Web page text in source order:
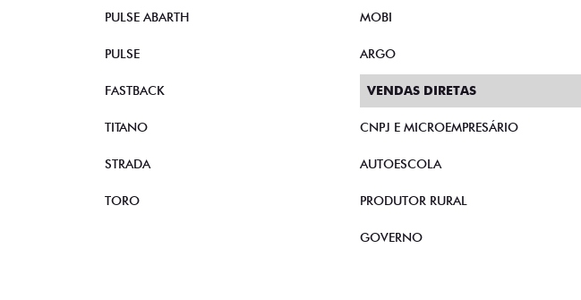
PULSE ABARTH
PULSE
FASTBACK
TITANO
STRADA
TORO
MOBI
ARGO
VENDAS DIRETAS
CNPJ E MICROEMPRESÁRIO
AUTOESCOLA
PRODUTOR RURAL
GOVERNO